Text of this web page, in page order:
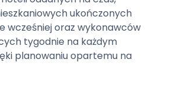
ukończonych
wcześniej oraz wykonawców
tygodnie na każdym
planowaniu opartemu na